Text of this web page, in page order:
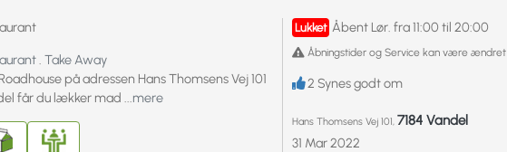
. Take Away
på adressen Hans Thomsens Vej 101
får du lækker mad ...mere
Lukket Åbent Lør. fra 11:00 til 20:00
Åbningstider og Service kan være ændret
2 Synes godt om
Hans Thomsens Vej 101, 7184 Vandel
31 Mar 2022